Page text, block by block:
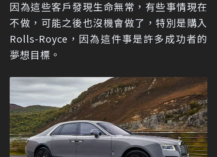
因為這些客戶發現生命無常，有些事情現在
不做，可能之後也沒機會做了，特別是購入
Rolls-Royce，因為這件事是許多成功者的
夢想目標。